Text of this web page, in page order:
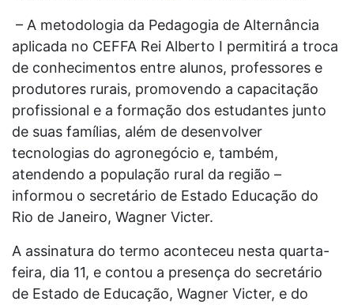
– A metodologia da Pedagogia de Alternância
aplicada no CEFFA Rei Alberto I permitirá a troca
de conhecimentos entre alunos, professores e
produtores rurais, promovendo a capacitação
profissional e a formação dos estudantes junto
de suas famílias, além de desenvolver
tecnologias do agronegócio e, também,
atendendo a população rural da região –
informou o secretário de Estado Educação do
Rio de Janeiro, Wagner Victer.
A assinatura do termo aconteceu nesta quarta-
feira, dia 11, e contou a presença do secretário
de Estado de Educação, Wagner Victer, e do